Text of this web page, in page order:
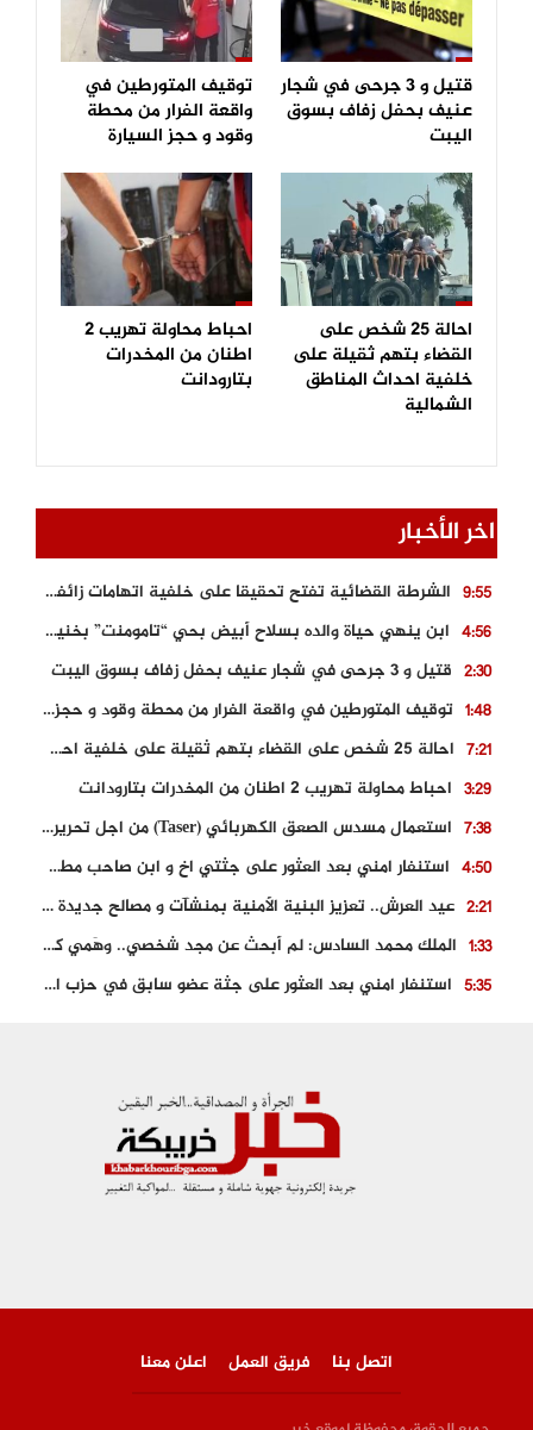
قتيل و 3 جرحى في شجار
عنيف بحفل زفاف بسوق
اليبت
توقيف المتورطين في
واقعة الفرار من محطة
وقود و حجز السيارة
احالة 25 شخص على
القضاء بتهم ثقيلة على
خلفية احداث المناطق
الشمالية
احباط محاولة تهريب 2
اطنان من المخدرات
بتارودانت
اخر الأخبار
9:55
الشرطة القضائية تفتح تحقيقا على خلفية اتهامات زائفة أدلت بها مرشحة للهجرة السرية
4:56
ابن ينهي حياة والده بسلاح أبيض بحي “تامومنت” بخنيفرة
2:30 قتيل و 3 جرحى في شجار عنيف بحفل زفاف بسوق اليبت
1:48
توقيف المتورطين في واقعة الفرار من محطة وقود و حجز السيارة
7:21
احالة 25 شخص على القضاء بتهم ثقيلة على خلفية احداث المناطق الشمالية
3:29 احباط محاولة تهريب 2 اطنان من المخدرات بتارودانت
7:38
استعمال مسدس الصعق الكهربائي (Taser) من اجل تحرير شابة محتجزة
4:50
استنفار امني بعد العثور على جثتي اخ و ابن صاحب مطعم اسماك مشهور بطنجة
2:21
عيد العرش.. تعزيز البنية الأمنية بمنشآت و مصالح جديدة بكل من الحسيمة – فاس و الناظور
1:33
الملك محمد السادس: لم أبحث عن مجد شخصي.. وهَمي كرامة المغاربة
5:35
استنفار امني بعد العثور على جثة عضو سابق في حزب المصباح بالقنيطرة..
العثور على سبعينية جثة هامدة بمقر سكناها بمراكش
اتصل بنا فريق العمل اعلن معنا